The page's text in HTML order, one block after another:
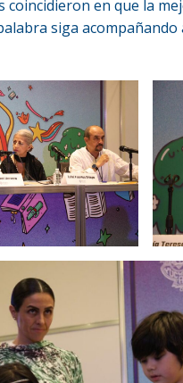
coincidieron en que la
siga